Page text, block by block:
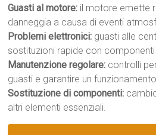
Guasti al motore: il motore emette
danneggia a causa di eventi
Problemi elettronici: guasti alle
sostituzioni rapide con componenti
Manutenzione regolare: controlli
guasti e garantire un
Sostituzione di componenti:
altri elementi essenziali.